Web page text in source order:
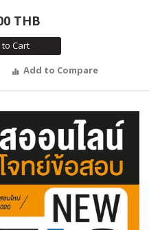
THB
Cart
Add to Compare